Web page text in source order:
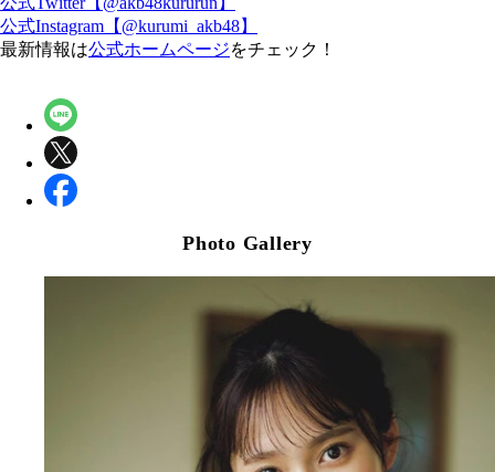
公式Instagram【@kurumi_akb48】
最新情報は公式ホームページをチェック！
Photo Gallery